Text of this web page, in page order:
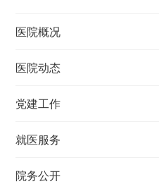
医院概况
医院动态
党建工作
就医服务
院务公开